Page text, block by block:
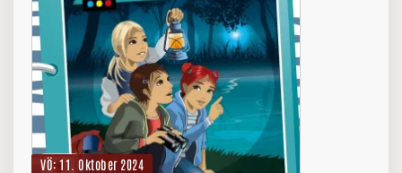
VÖ: 11. Oktober 2024